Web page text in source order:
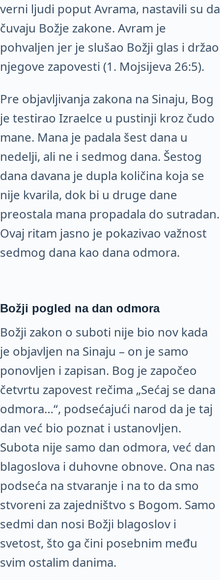
verni ljudi poput Avrama, nastavili su da
čuvaju Božje zakone. Avram je
pohvaljen jer je slušao Božji glas i držao
njegove zapovesti (1. Mojsijeva 26:5).
Pre objavljivanja zakona na Sinaju, Bog
je testirao Izraelce u pustinji kroz čudo
mane. Mana je padala šest dana u
nedelji, ali ne i sedmog dana. Šestog
dana davana je dupla količina koja se
nije kvarila, dok bi u druge dane
preostala mana propadala do sutradan.
Ovaj ritam jasno je pokazivao važnost
sedmog dana kao dana odmora.
Božji pogled na dan odmora
Božji zakon o suboti nije bio nov kada
je objavljen na Sinaju – on je samo
ponovljen i zapisan. Bog je započeo
četvrtu zapovest rečima „Sećaj se dana
odmora…“, podsećajući narod da je taj
dan već bio poznat i ustanovljen.
Subota nije samo dan odmora, već dan
blagoslova i duhovne obnove. Ona nas
podseća na stvaranje i na to da smo
stvoreni za zajedništvo s Bogom. Samo
sedmi dan nosi Božji blagoslov i
svetost, što ga čini posebnim među
svim ostalim danima.